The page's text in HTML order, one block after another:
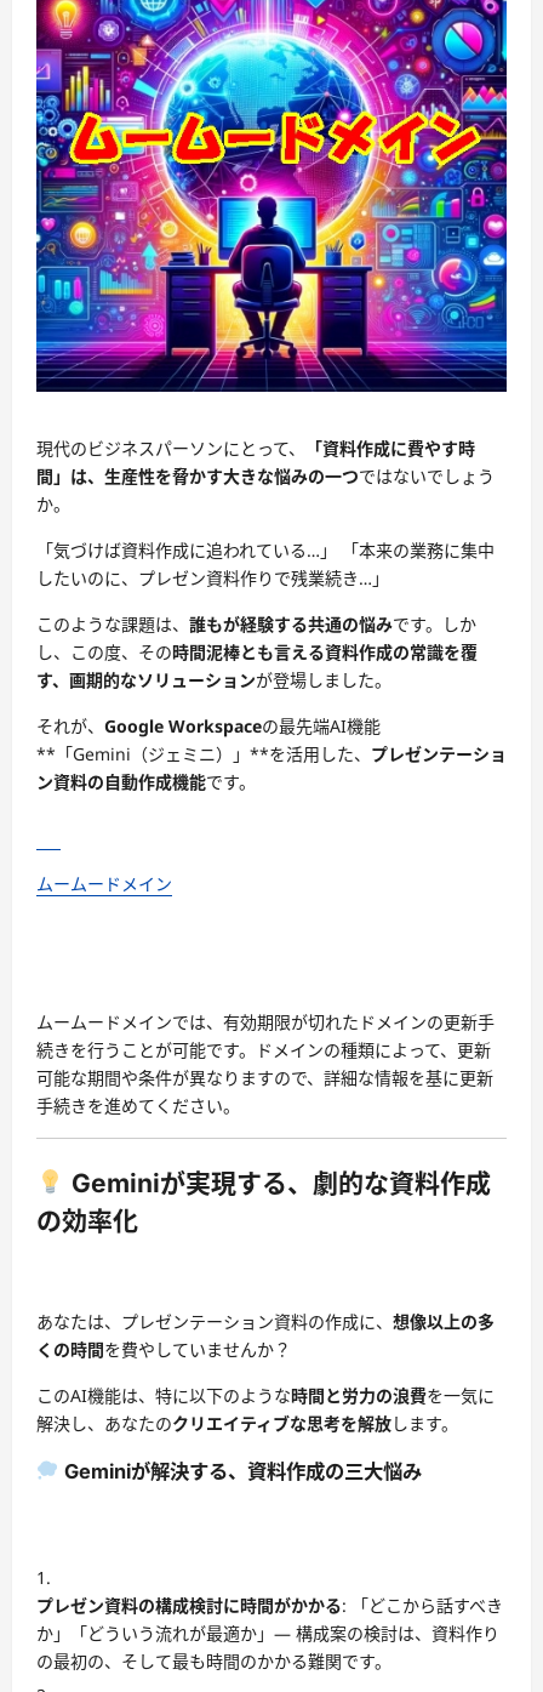
現代のビジネスパーソンにとって、
「資料作成に費やす時
間」は、生産性を脅かす大きな悩みの一つではないでしょう
か。
「気づけば資料作成に追われている…」 「本来の業務に集中
したいのに、プレゼン資料作りで残業続き…」
このような課題は、 誰もが経験する共通の悩みです。しか
し、この度、その時間泥棒とも言える資料作成の常識を覆
す、画期的なソリューションが登場しました。
それが、 Google Workspaceの最先端AI機能
**「Gemini（ジェミニ）」**を活用した、 プレゼンテーショ
ン資料の自動作成機能です。
ムームードメイン
ムームードメインでは、有効期限が切れたドメインの更新手
続きを行うことが可能です。ドメインの種類によって、更新
可能な期間や条件が異なりますので、詳細な情報を基に更新
手続きを進めてください。
Geminiが実現する、劇的な資料作成
の効率化
あなたは、プレゼンテーション資料の作成に、 想像以上の多
くの時間を費やしていませんか？
このAI機能は、特に以下のような時間と労力の浪費を一気に
解決し、あなたのクリエイティブな思考を解放します。
Geminiが解決する、資料作成の三大悩み
プレゼン資料の構成検討に時間がかかる: 「どこから話すべき
か」「どういう流れが最適か」— 構成案の検討は、資料作り
の最初の、そして最も時間のかかる難関です。